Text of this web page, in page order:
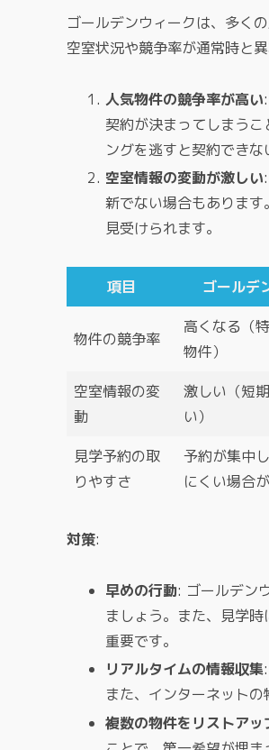
ゴールデンウィークは、多く
空室状況や競争率が通常時と
人気物件の競争率が高い
契約が決まってしまう
ングを逃すと契約できな
空室情報の変動が激しい
新でない場合もありま
見受けられます。
項目 ゴールデ
物件の競争率
高くなる（
物件）
空室情報の変
動
激しい（短
い）
見学予約の取
りやすさ
予約が集中
にくい場合
対策:
早めの行動: ゴールデン
ましょう。また、見学
重要です。
リアルタイムの情報収集
また、インターネット
複数の物件をリストアッ